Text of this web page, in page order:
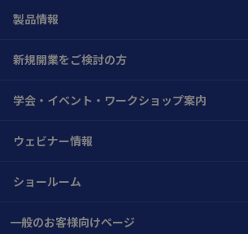
製品情報
新規開業をご検討の方
学会・イベント・ワークショップ案内
ウェビナー情報
ショールーム
一般のお客様向けページ